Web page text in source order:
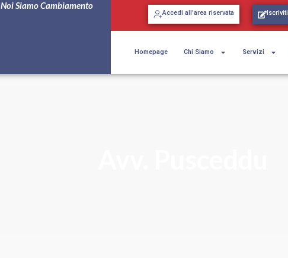
Noi Siamo Cambiamento
Accedi all'area riservata Iscriviti
Homepage Chi Siamo Servizi